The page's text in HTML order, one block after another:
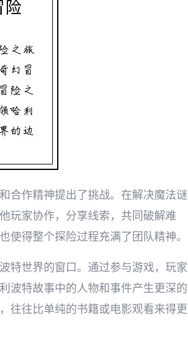
合作精神提出了挑战。在解决魔法谜
玩家协作，分享线索，共同破解难
使得整个探险过程充满了团队精神。
特世界的窗口。通过参与游戏，玩家
波特故事中的人物和事件产生更深的
往往比单纯的书籍或电影观看来得更